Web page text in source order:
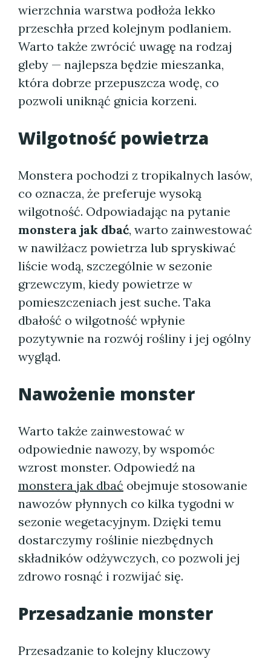
wierzchnia warstwa podłoża lekko
przeschła przed kolejnym podlaniem.
Warto także zwrócić uwagę na rodzaj
gleby — najlepsza będzie mieszanka,
która dobrze przepuszcza wodę, co
pozwoli uniknąć gnicia korzeni.
Wilgotność powietrza
Monstera pochodzi z tropikalnych lasów,
co oznacza, że preferuje wysoką
wilgotność. Odpowiadając na pytanie
monstera jak dbać, warto zainwestować
w nawilżacz powietrza lub spryskiwać
liście wodą, szczególnie w sezonie
grzewczym, kiedy powietrze w
pomieszczeniach jest suche. Taka
dbałość o wilgotność wpłynie
pozytywnie na rozwój rośliny i jej ogólny
wygląd.
Nawożenie monster
Warto także zainwestować w
odpowiednie nawozy, by wspomóc
wzrost monster. Odpowiedź na
monstera jak dbać obejmuje stosowanie
nawozów płynnych co kilka tygodni w
sezonie wegetacyjnym. Dzięki temu
dostarczymy roślinie niezbędnych
składników odżywczych, co pozwoli jej
zdrowo rosnąć i rozwijać się.
Przesadzanie monster
Przesadzanie to kolejny kluczowy